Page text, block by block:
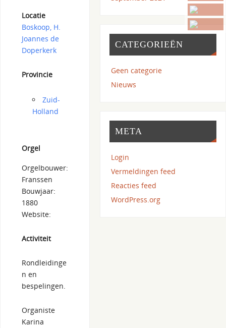
Locatie
Boskoop, H.
Joannes de
Doperkerk
Provincie
Zuid-
Holland
Orgel
Orgelbouwer:
Franssen
Bouwjaar:
1880
Website:
Activiteit
Rondleidinge
n en
bespelingen.
Organiste
Karina
CATEGORIEËN
Geen categorie
Nieuws
META
Login
Vermeldingen feed
Reacties feed
WordPress.org